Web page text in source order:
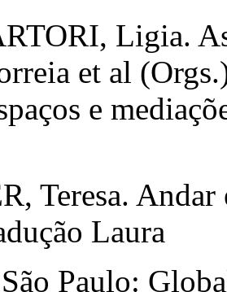
Ligia.
et al
e
Teresa.
Laura
Paulo: